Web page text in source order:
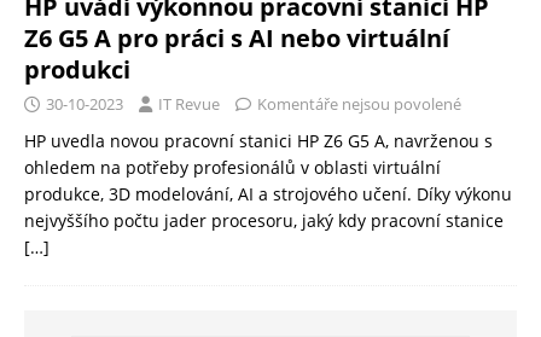
HP uvádí výkonnou pracovní stanici HP
Z6 G5 A pro práci s AI nebo virtuální
produkci
30-10-2023 IT Revue Komentáře nejsou povolené
HP uvedla novou pracovní stanici HP Z6 G5 A, navrženou s
ohledem na potřeby profesionálů v oblasti virtuální
produkce, 3D modelování, AI a strojového učení. Díky výkonu
nejvyššího počtu jader procesoru, jaký kdy pracovní stanice
[…]